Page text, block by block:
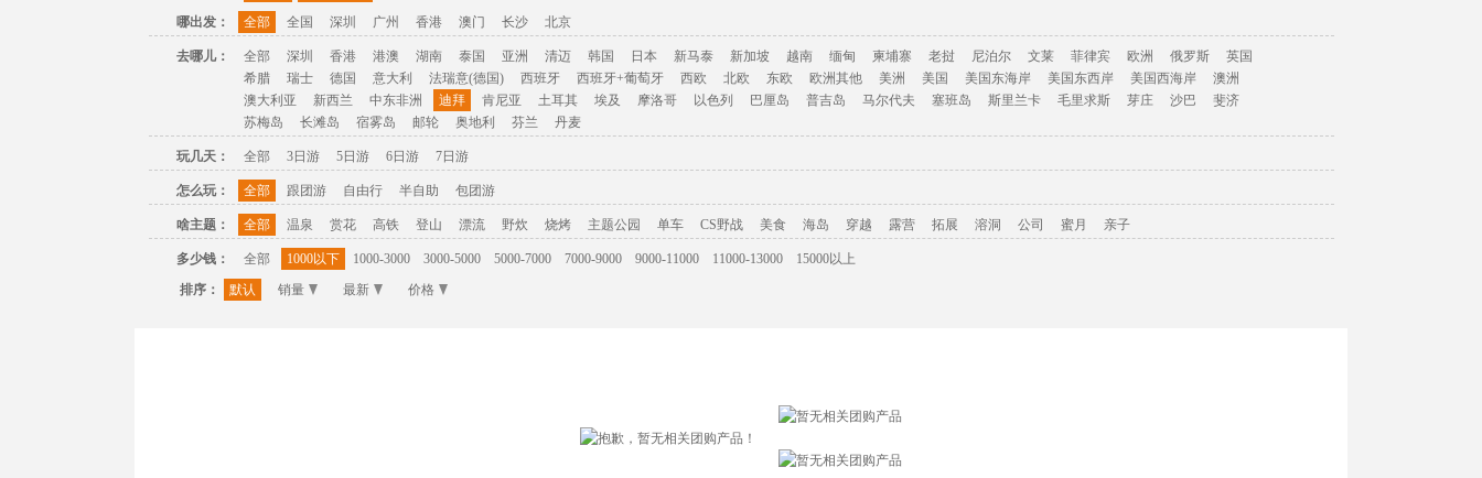
哪出发：
全部 全国 深圳 广州 香港 澳门 长沙 北京
去哪儿： 全部 深圳 香港 港澳 湖南 泰国 亚洲 清迈 韩国 日本 新马泰 新加坡 越南 缅甸 柬埔寨 老挝 尼泊尔 文莱 菲律宾 欧洲 俄罗斯
英国
希腊
瑞士 德国 意大利 法瑞意(德国) 西班牙 西班牙+葡萄牙 西欧 北欧 东欧 欧洲其他 美洲 美国 美国东海岸 美国东西岸 美国西海岸
澳洲
澳大利亚
新西兰 中东非洲 迪拜 肯尼亚 土耳其 埃及 摩洛哥 以色列 巴厘岛 普吉岛 马尔代夫 塞班岛 斯里兰卡 毛里求斯 芽庄 沙巴
斐济
苏梅岛
长滩岛 宿雾岛 邮轮 奥地利 芬兰 丹麦
玩几天： 全部 3日游 5日游 6日游 7日游
怎么玩： 全部 跟团游 自由行 半自助 包团游
啥主题： 全部 温泉 赏花 高铁 登山 漂流 野炊 烧烤 主题公园 单车 CS野战 美食 海岛 穿越 露营 拓展 溶洞 公司 蜜月 亲子
多少钱： 全部 1000以下 1000-3000 3000-5000 5000-7000 7000-9000 9000-11000 11000-13000
15000以上
排序：
默认 销量 最新 价格